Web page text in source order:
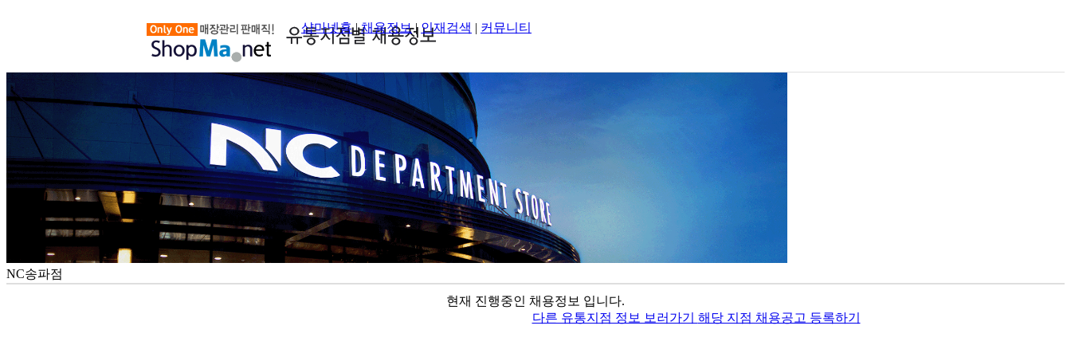
샵마넷홈|채용정보| 인재검색 | 커뮤니티
NC송파점100m
현재 진행중인 채용정보 입니다.
다른 유통지점 정보 보러가기 해당 지점 채용공고 등록하기